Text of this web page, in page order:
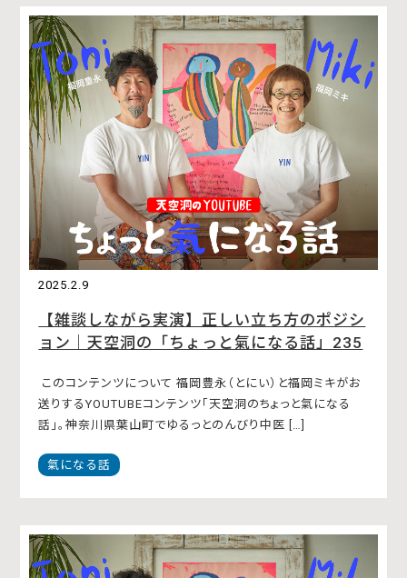
2025.2.9
【雑談しながら実演】正しい立ち方のポジシ
ョン｜天空洞の「ちょっと氣になる話」235
このコンテンツについて 福岡豊永（とにい）と福岡ミキがお
送りするYOUTUBEコンテンツ「天空洞のちょっと氣になる
話」。神奈川県葉山町でゆるっとのんびり中医 […]
氣になる話